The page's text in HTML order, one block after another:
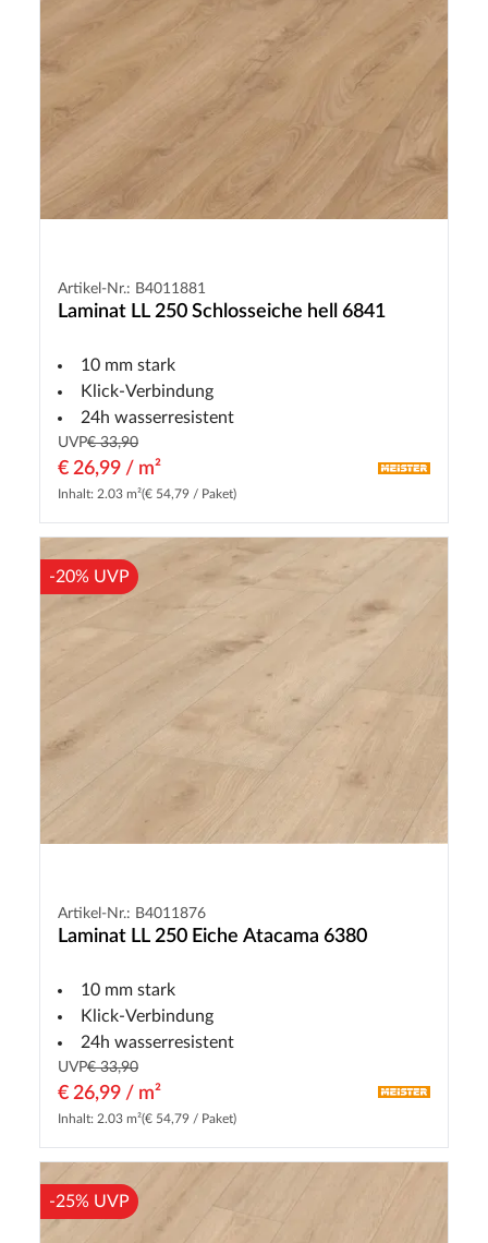
Artikel-Nr.: B4011881
Laminat LL 250 Schlosseiche hell 6841
10 mm stark
Klick-Verbindung
24h wasserresistent
UVP€ 33,90
€ 26,99 / m²
Inhalt: 2.03 m²(€ 54,79 / Paket)
-20% UVP
Artikel-Nr.: B4011876
Laminat LL 250 Eiche Atacama 6380
10 mm stark
Klick-Verbindung
24h wasserresistent
UVP€ 33,90
€ 26,99 / m²
Inhalt: 2.03 m²(€ 54,79 / Paket)
-25% UVP